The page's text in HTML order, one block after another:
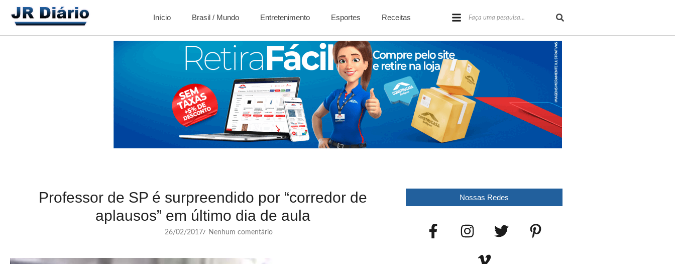
Início Brasil / Mundo Entretenimento Esportes Receitas
Professor de SP é surpreendido por “corredor de
aplausos” em último dia de aula
26/02/2017/ Nenhum comentário
Nossas Redes